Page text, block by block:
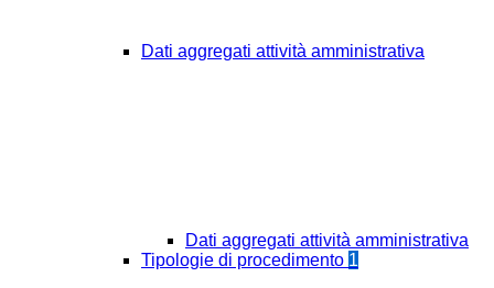
Dati aggregati attività amministrativa
Dati aggregati attività amministrativa
Tipologie di procedimento 1